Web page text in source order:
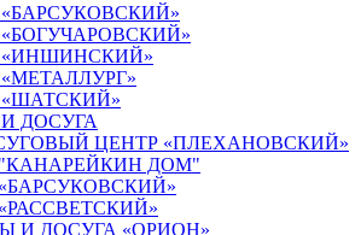
«ИНШИНСКИЙ»
ДОСУГА
ЦЕНТР «ПЛЕХАНОВСКИЙ»
ДОМ"
И ДОСУГА «ОРИОН»